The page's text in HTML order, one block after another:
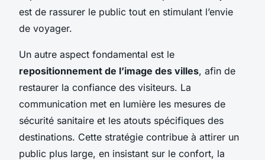
est de rassurer le public tout en stimulant l’envie
de voyager.
Un autre aspect fondamental est le
repositionnement de l’image des villes, afin de
restaurer la confiance des visiteurs. La
communication met en lumière les mesures de
sécurité sanitaire et les atouts spécifiques des
destinations. Cette stratégie contribue à attirer un
public plus large, en insistant sur le confort, la